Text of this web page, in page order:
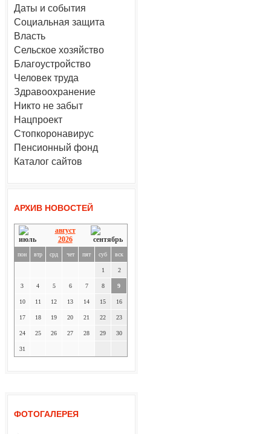
Даты и события
Социальная защита
Власть
Сельское хозяйство
Благоустройство
Человек труда
Здравоохранение
Никто не забыт
Нацпроект
Стопкоронавирус
Пенсионный фонд
Каталог сайтов
АРХИВ НОВОСТЕЙ
август
2026
пон втр срд чет пят суб вск
1 2
3 4 5 6 7 8 9
10 11 12 13 14 15 16
17 18 19 20 21 22 23
24 25 26 27 28 29 30
31
ФОТОГАЛЕРЕЯ